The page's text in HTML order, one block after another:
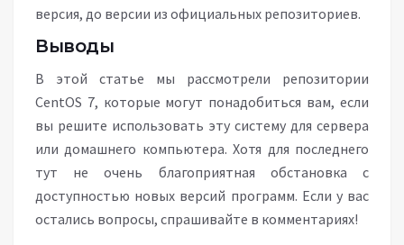
версия, до версии из официальных репозиториев.
Выводы
В этой статье мы рассмотрели репозитории
CentOS 7, которые могут понадобиться вам, если
вы решите использовать эту систему для сервера
или домашнего компьютера. Хотя для последнего
тут не очень благоприятная обстановка с
доступностью новых версий программ. Если у вас
остались вопросы, спрашивайте в комментариях!